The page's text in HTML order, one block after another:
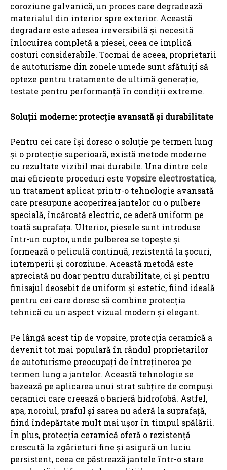
coroziune galvanică, un proces care degradează
materialul din interior spre exterior. Această
degradare este adesea ireversibilă și necesită
înlocuirea completă a piesei, ceea ce implică
costuri considerabile. Tocmai de aceea, proprietarii
de autoturisme din zonele umede sunt sfătuiți să
opteze pentru tratamente de ultimă generație,
testate pentru performanță în condiții extreme.
Soluții moderne: protecție avansată și durabilitate
Pentru cei care își doresc o soluție pe termen lung
și o protecție superioară, există metode moderne
cu rezultate vizibil mai durabile. Una dintre cele
mai eficiente proceduri este vopsire electrostatica,
un tratament aplicat printr-o tehnologie avansată
care presupune acoperirea jantelor cu o pulbere
specială, încărcată electric, ce aderă uniform pe
toată suprafața. Ulterior, piesele sunt introduse
într-un cuptor, unde pulberea se topește și
formează o peliculă continuă, rezistentă la șocuri,
intemperii și coroziune. Această metodă este
apreciată nu doar pentru durabilitate, ci și pentru
finisajul deosebit de uniform și estetic, fiind ideală
pentru cei care doresc să combine protecția
tehnică cu un aspect vizual modern și elegant.
Pe lângă acest tip de vopsire, protecția ceramică a
devenit tot mai populară în rândul proprietarilor
de autoturisme preocupați de întreținerea pe
termen lung a jantelor. Această tehnologie se
bazează pe aplicarea unui strat subțire de compuși
ceramici care creează o barieră hidrofobă. Astfel,
apa, noroiul, praful și sarea nu aderă la suprafață,
fiind îndepărtate mult mai ușor în timpul spălării.
În plus, protecția ceramică oferă o rezistență
crescută la zgârieturi fine și asigură un luciu
persistent, ceea ce păstrează jantele într-o stare